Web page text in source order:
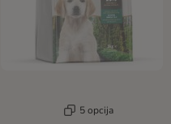
5 opcija